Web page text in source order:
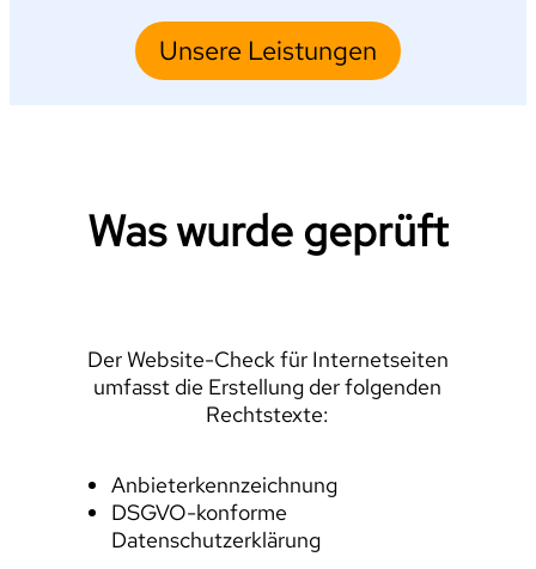
Unsere Leistungen
Was wurde geprüft
Der Website-Check für Internetseiten
umfasst die Erstellung der folgenden
Rechtstexte:
Anbieterkennzeichnung
DSGVO-konforme
Datenschutzerklärung